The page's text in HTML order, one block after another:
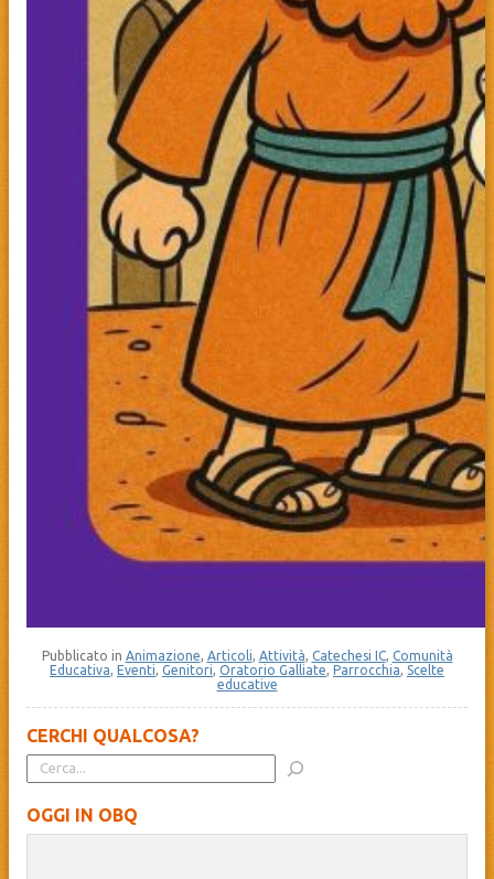
Pubblicato in Animazione, Articoli, Attività, Catechesi IC, Comunità
Educativa, Eventi, Genitori, Oratorio Galliate, Parrocchia, Scelte
educative
CERCHI QUALCOSA?
OGGI IN OBQ